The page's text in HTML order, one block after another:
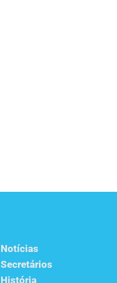
Notícias
Secretários
História